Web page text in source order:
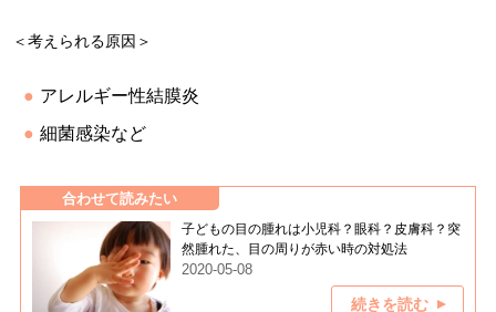
＜考えられる原因＞
アレルギー性結膜炎
細菌感染など
合わせて読みたい
子どもの目の腫れは小児科？眼科？皮膚科？突
然腫れた、目の周りが赤い時の対処法
2020-05-08
続きを読む